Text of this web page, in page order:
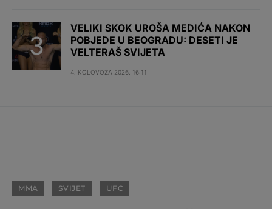
VELIKI SKOK UROŠA MEDIĆA NAKON
POBJEDE U BEOGRADU: DESETI JE
VELTERAŠ SVIJETA
4. KOLOVOZA 2026. 16:11
MMA SVIJET UFC